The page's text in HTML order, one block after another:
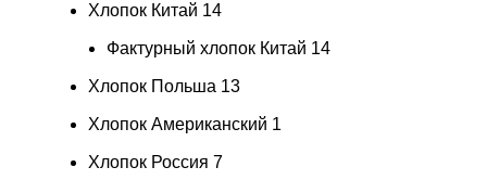
Хлопок Китай 14
Фактурный хлопок Китай 14
Хлопок Польша 13
Хлопок Американский 1
Хлопок Россия 7